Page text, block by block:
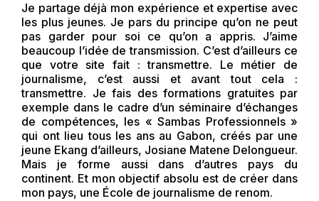
Je partage déjà mon expérience et expertise avec
les plus jeunes. Je pars du principe qu’on ne peut
pas garder pour soi ce qu’on a appris. J’aime
beaucoup l’idée de transmission. C’est d’ailleurs ce
que votre site fait : transmettre. Le métier de
journalisme, c’est aussi et avant tout cela :
transmettre. Je fais des formations gratuites par
exemple dans le cadre d’un séminaire d’échanges
de compétences, les « Sambas Professionnels »
qui ont lieu tous les ans au Gabon, créés par une
jeune Ekang d’ailleurs, Josiane Matene Delongueur.
Mais je forme aussi dans d’autres pays du
continent. Et mon objectif absolu est de créer dans
mon pays, une École de journalisme de renom.